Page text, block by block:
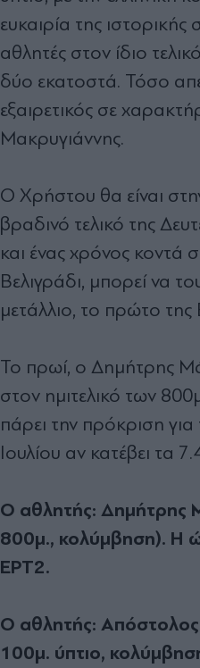
ευκαιρία της ιστορικής
αθλητές στον ίδιο
δύο εκατοστά. Τόσο
εξαιρετικός σε
Μακρυγιάννης.
Ο Χρήστου θα είναι
βραδινό τελικό της
και ένας χρόνος κοντά
Βελιγράδι, μπορεί να
μετάλλιο, το πρώτο της
Το πρωί, ο Δημήτρης
στον ημιτελικό των
πάρει την πρόκριση για
Ιουλίου αν κατέβει τα
Ο αθλητής: Δημήτρης
800μ., κολύμβηση). Η
ΕΡΤ2.
Ο αθλητής:
100μ. ύπτιο,